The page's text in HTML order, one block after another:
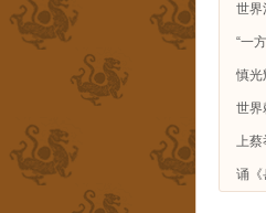
世界
“一
慎光
世界
上
诵《